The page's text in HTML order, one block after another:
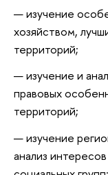
изучение
хозяйством,
территорий;
изучение и
правовых
территорий;
изучение
анализ